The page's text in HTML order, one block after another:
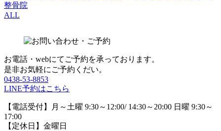
整骨院
ALL
お電話・webにてご予約を承っております。
是非お気軽にご予約くだい。
0438-53-8853
LINE予約はこちら
【電話受付】月～土曜 9:30～12:00/ 14:30～20:00 日曜 9:30～
17:00
【定休日】金曜日